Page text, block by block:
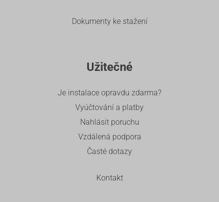
Dokumenty ke stažení
Užitečné
Je instalace opravdu zdarma?
Vyúčtování a platby
Nahlásit poruchu
Vzdálená podpora
Časté dotazy
Kontakt